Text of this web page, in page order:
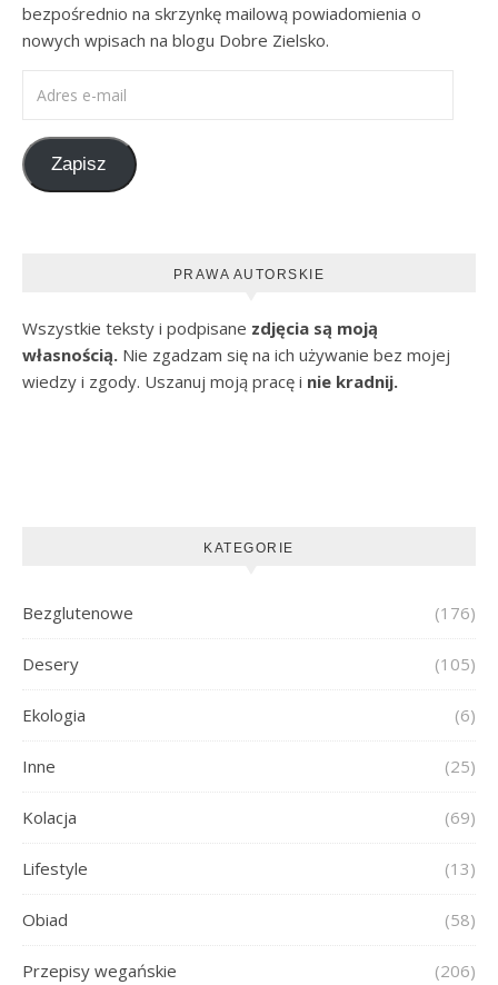
bezpośrednio na skrzynkę mailową powiadomienia o
nowych wpisach na blogu Dobre Zielsko.
Zapisz
PRAWA AUTORSKIE
Wszystkie teksty i podpisane zdjęcia są moją
własnością. Nie zgadzam się na ich używanie bez mojej
wiedzy i zgody. Uszanuj moją pracę i nie kradnij.
KATEGORIE
Bezglutenowe (176)
Desery (105)
Ekologia (6)
Inne (25)
Kolacja (69)
Lifestyle (13)
Obiad (58)
Przepisy wegańskie (206)